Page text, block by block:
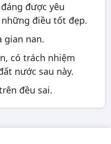
được yêu
điều tốt đẹp.
gian nan.
có trách nhiệm
nước sau này.
đều sai.